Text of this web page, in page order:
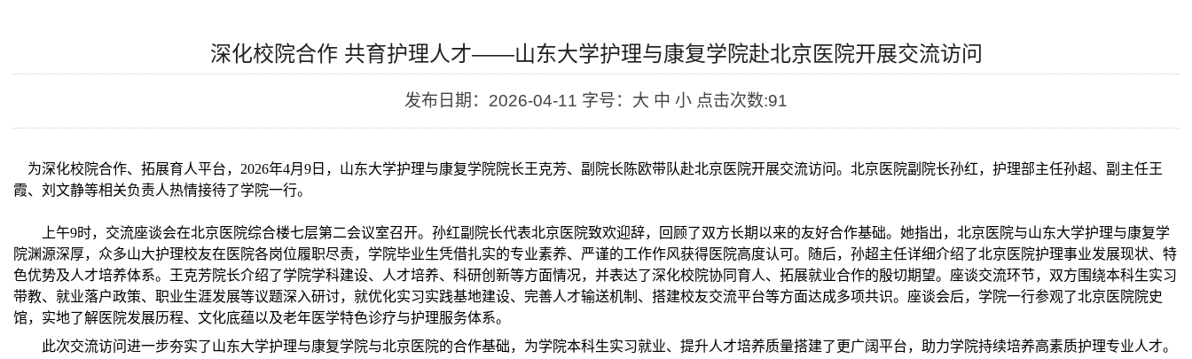
深化校院合作 共育护理人才——山东大学护理与康复学院赴北京医院开展交流访问
发布日期：2026-04-11 字号：大 中 小 点击次数:91
为深化校院合作、拓展育人平台， 2026年4月9日，山东大学护理与康复学院院长王克芳、副院长陈欧带队赴北京医院开展交流访问。北京医院副院长孙红，护理部主任孙超、副主任王
霞、刘文静等相关负责人热情接待了学院一行。
上午9时，交流座谈会在北京医院综合楼七层第二会议室召开。孙红副院长代表北京医院致欢迎辞，回顾了双方长期以来的友好合作基础。她指出，北京医院与山东大学护理与康复学
院渊源深厚，众多山大护理校友在医院各岗位履职尽责，学院毕业生凭借扎实的专业素养、严谨的工作作风获得医院高度认可。随后，孙超主任详细介绍了北京医院护理事业发展现状、特
色优势及人才培养体系。王克芳院长介绍了学院学科建设、人才培养、科研创新等方面情况，并表达了深化校院协同育人、拓展就业合作的殷切期望。座谈交流环节，双方围绕本科生实习
带教、就业落户政策、职业生涯发展等议题深入研讨，就优化实习实践基地建设、完善人才输送机制、搭建校友交流平台等方面达成多项共识。座谈会后，学院一行参观了北京医院院史
馆，实地了解医院发展历程、文化底蕴以及老年医学特色诊疗与护理服务体系。
此次交流访问进一步夯实了山东大学护理与康复学院与北京医院的合作基础，为学院本科生实习就业、提升人才培养质量搭建了更广阔平台，助力学院持续培养高素质护理专业人才。